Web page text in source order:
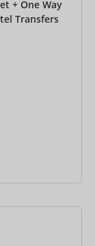
+ One Way
Transfers